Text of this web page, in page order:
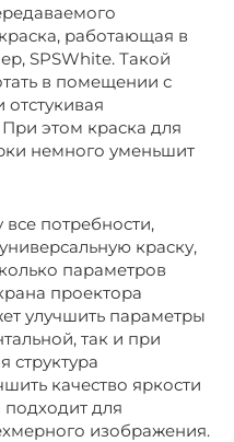
работающая в
SPSWhite. Такой
в помещении с
этом краска для
немного уменьшит
потребности,
краску,
параметров
проектора
улучшить параметры
так и при
структура
качество яркости
подходит для
изображения.